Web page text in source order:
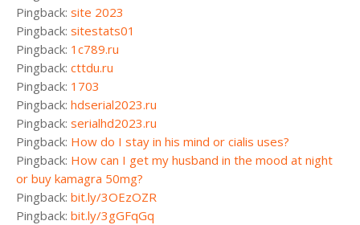
Pingback: site 2023
Pingback: sitestats01
Pingback: 1c789.ru
Pingback: cttdu.ru
Pingback: 1703
Pingback: hdserial2023.ru
Pingback: serialhd2023.ru
Pingback: How do I stay in his mind or cialis uses?
Pingback: How can I get my husband in the mood at night
or buy kamagra 50mg?
Pingback: bit.ly/3OEzOZR
Pingback: bit.ly/3gGFqGq